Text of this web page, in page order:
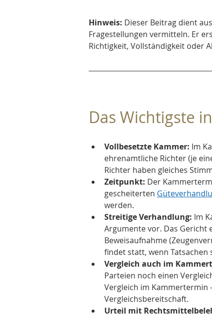
Hinweis: Dieser Beitrag dient
Fragestellungen vermitteln. Er
Richtigkeit, Vollständigkeit oder
Das Wichtigste
Vollbesetzte Kammer: Im
ehrenamtliche Richter (je
Richter haben gleiches
Zeitpunkt: Der
gescheiterten
werden.
Streitige Verhandlung: Im
Argumente vor. Das Gericht
Beweisaufnahme
findet statt, wenn Tatsachen
Vergleich auch im
Parteien noch einen
Vergleich im
Vergleichsbereitschaft.
Urteil mit